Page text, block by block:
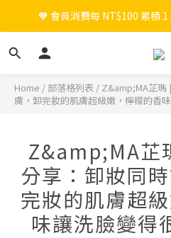
🎉 新會員註冊立即送
🧡 會員消費每 NT$100 累積
🎉 新會員註冊立即送
Home / 部落格列表 / Z&amp;MA芷瑪
膚，卸完妝的肌膚超級嫩，檸檬的香
Z&amp;MA芷
分享：卸妝同
完妝的肌膚超
味讓洗臉變